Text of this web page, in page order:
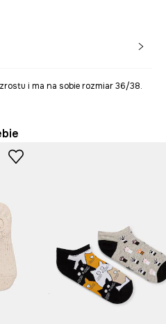
i ma na sobie rozmiar 36/38.